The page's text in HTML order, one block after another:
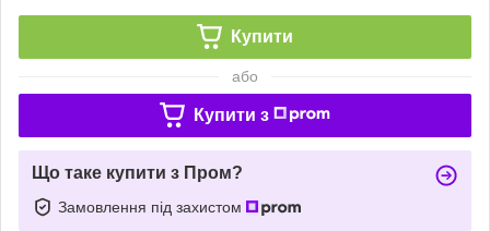
Купити
або
Купити з
Що таке купити з Пром?
Замовлення під захистом